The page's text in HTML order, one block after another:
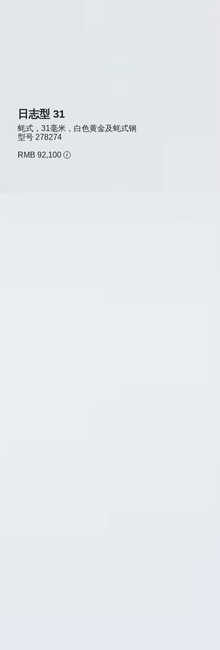
日志型 31
蚝式，31毫米，白色黄金及蚝式钢
型号 278274
RMB 92,100